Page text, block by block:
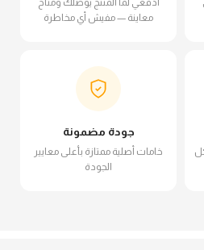
ادفعي لما المنتج يوصلك ومتاح
معاينة — مفيش أي مخاطرة
يوم بكل
جودة مضمونة
خامات أصلية ممتازة بأعلى معايير
الجودة